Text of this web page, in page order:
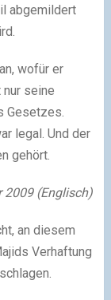
abgemildert
wofür er
nur seine
Gesetzes.
legal. Und der
gehört.
2009 (Englisch)
an diesem
Verhaftung